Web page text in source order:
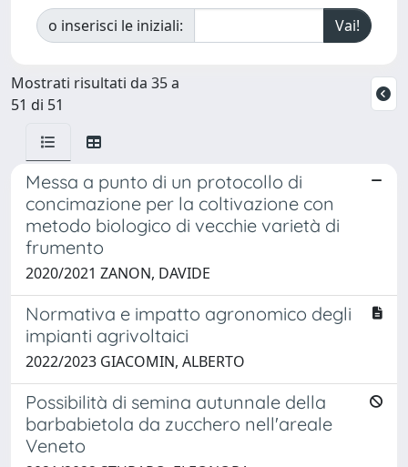
o inserisci le iniziali:
Mostrati risultati da 35 a
51 di 51
Messa a punto di un protocollo di
concimazione per la coltivazione con
metodo biologico di vecchie varietà di
frumento
2020/2021 ZANON, DAVIDE
Normativa e impatto agronomico degli
impianti agrivoltaici
2022/2023 GIACOMIN, ALBERTO
Possibilità di semina autunnale della
barbabietola da zucchero nell'areale
Veneto